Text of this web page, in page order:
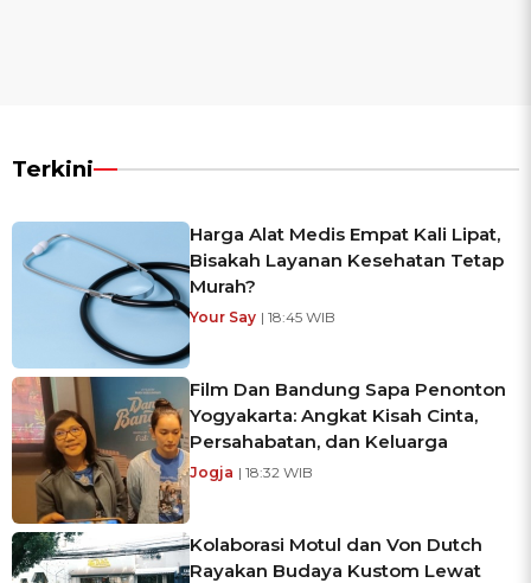
Terkini
Harga Alat Medis Empat Kali Lipat,
Bisakah Layanan Kesehatan Tetap
Murah?
Your Say | 18:45 WIB
Film Dan Bandung Sapa Penonton
Yogyakarta: Angkat Kisah Cinta,
Persahabatan, dan Keluarga
Jogja | 18:32 WIB
Kolaborasi Motul dan Von Dutch
Rayakan Budaya Kustom Lewat